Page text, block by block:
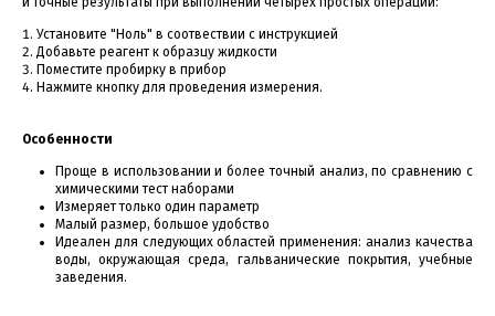
Установите "Ноль" в соотвествии с инструкцией
Добавьте реагент к образцу жидкости
Поместите пробирку в прибор
Нажмите кнопку для проведения измерения.
Особенности
Проще в использовании и более точный анализ, по сравнению с
химическими тест наборами
Измеряет только один параметр
Малый размер, большое удобство
Идеален для следующих областей применения: анализ качества
воды, окружающая среда, гальванические покрытия, учебные
заведения.